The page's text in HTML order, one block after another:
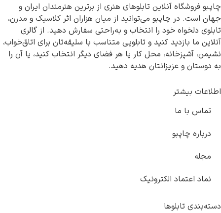
تابلوهای هنری از برترین هنرمندان ایران و
می‌توانید از میان هزاران اثر کلاسیک و مدرن،
را انتخاب و به‌راحتی سفارش دهید. از گالری
کنید و تابلویی متناسب با سلیقه‌تان برای اتاق‌خواب،
محل کار یا هر فضای دیگر انتخاب کنید، یا آن را
هدیه دهید.